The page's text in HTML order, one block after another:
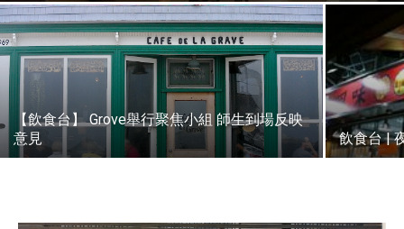
【飲食台】 Grove舉行聚焦小組 師生到場反映
意見
飲食台 |